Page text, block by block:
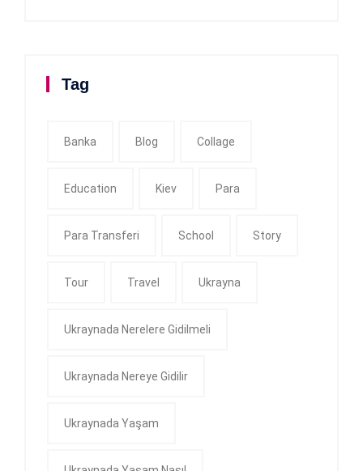
Tag
Banka Blog Collage
Education Kiev Para
Para Transferi School Story
Tour Travel Ukrayna
Ukraynada Nerelere Gidilmeli
Ukraynada Nereye Gidilir
Ukraynada Yaşam